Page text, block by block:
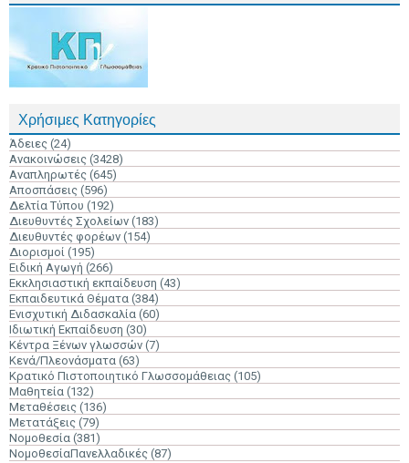
Χρήσιμες Κατηγορίες
Άδειες (24)
Ανακοινώσεις (3428)
Αναπληρωτές (645)
Αποσπάσεις (596)
Δελτία Τύπου (192)
Διευθυντές Σχολείων (183)
Διευθυντές φορέων (154)
Διορισμοί (195)
Ειδική Αγωγή (266)
Εκκλησιαστική εκπαίδευση (43)
Εκπαιδευτικά Θέματα (384)
Ενισχυτική Διδασκαλία (60)
Ιδιωτική Εκπαίδευση (30)
Κέντρα Ξένων γλωσσών (7)
Κενά/Πλεονάσματα (63)
Κρατικό Πιστοποιητικό Γλωσσομάθειας (105)
Μαθητεία (132)
Μεταθέσεις (136)
Μετατάξεις (79)
Νομοθεσία (381)
ΝομοθεσίαΠανελλαδικές (87)